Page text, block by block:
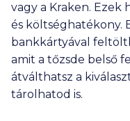
vagy a Kraken. Ezek
és költséghatékony.
bankkártyával
amit a tőzsde belső
átválthatsz a
tárolhatod is.